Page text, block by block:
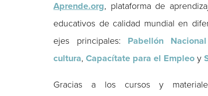
Aprende.org, plataforma de
educativos de calidad mundial en
ejes principales: Pabellón
cultura,Capacítate para el Empleo y
Gracias a los cursos y